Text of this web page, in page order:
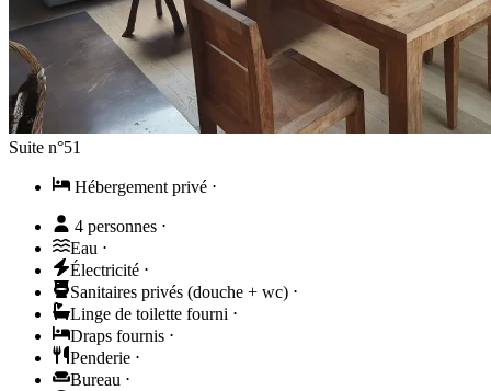
Suite n°51
Hébergement privé ⋅
4 personnes ⋅
Eau ⋅
Électricité ⋅
Sanitaires privés (douche + wc) ⋅
Linge de toilette fourni ⋅
Draps fournis ⋅
Penderie ⋅
Bureau ⋅